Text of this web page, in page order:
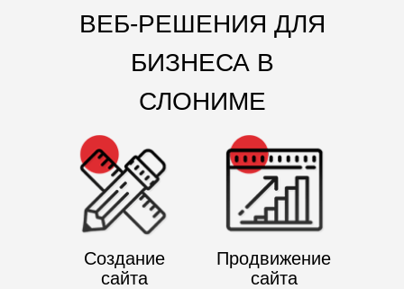
Создание
сайта
Продвижение
сайта
ВЕБ-РЕШЕНИЯ ДЛЯ
БИЗНЕСА В
СЛОНИМЕ